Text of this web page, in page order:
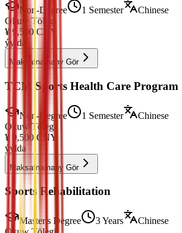
Non-Degree 1 Semester
Chinese
Okuw Tölegi
¥ 9,500 CNY
ýylda
Maksatnamany Gör
TCM Sports Health Care Program
Non-Degree 1 Semester
Chinese
Okuw Tölegi
¥
9,500 CNY
ýylda
Maksatnamany Gör
Sports Rehabilitation
Master's Degree 3 Years
Chinese